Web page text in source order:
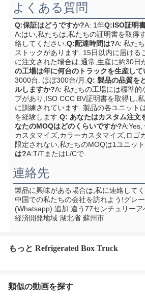
よくある質問
Q:保証はどうですか?A: 1年Q:ISO証明
A:はい,私たちは,私たちの証明書を取得
絡してください. Q:配達時間は?A: 私た
ストックがあります. 15日以内に届ける
に注文された場合は,通常,生産に約30日
の工場は年に何台のトラックを生産して
3000台. ほぼ300台/月. Q: 製品の品質を
ルしますか?A: 私たちの工場には標準的
プがあり,ISO CCC BV証明書を取得し,
に訓練されています. 製品の各ユニット
を経験します. Q: あなたはカスタム注文
なたのMOQはどのくらいですか?A:Yes,
カスタマイズ,カラーカスタマイズ,ロゴ
限定されない,私たちのMOQは1ユニット
は?A:T/TまたはL/Cで.
連絡先
製品に興味がある場合は,私に連絡して
中国での私たちの会社を訪れよう!グレ
(Whatsapp) 追加:違う77センチュリー
経済開発地域 湖北省 蘇州市
もっと Refrigerated Box Truck
類似の動画を探す